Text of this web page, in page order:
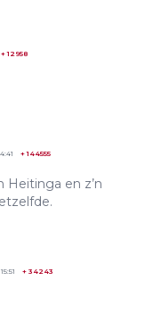
+12958
+144555
en z’n
+ 34243